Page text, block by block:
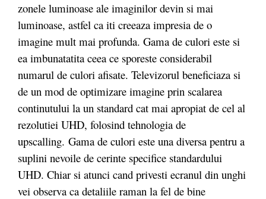
zonele luminoase ale imaginilor devin si mai
luminoase, astfel ca iti creeaza impresia de o
imagine mult mai profunda. Gama de culori este si
ea imbunatatita ceea ce sporeste considerabil
numarul de culori afisate. Televizorul beneficiaza si
de un mod de optimizare imagine prin scalarea
continutului la un standard cat mai apropiat de cel al
rezolutiei UHD, folosind tehnologia de
upscalling. Gama de culori este una diversa pentru a
suplini nevoile de cerinte specifice standardului
UHD. Chiar si atunci cand privesti ecranul din unghi
vei observa ca detaliile raman la fel de bine